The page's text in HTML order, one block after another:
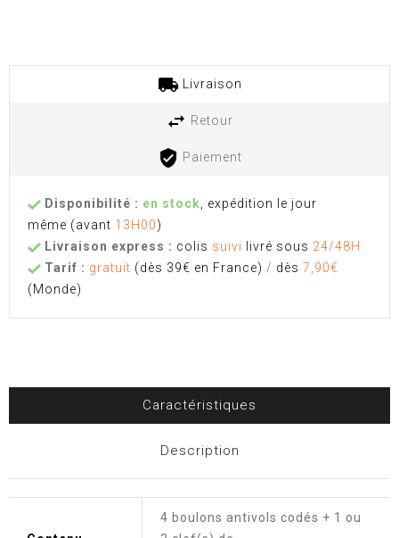
Livraison
Retour
Paiement
Disponibilité : en stock, expédition le jour
même (avant 13H00)
Livraison express : colis suivi livré sous 24/48H
Tarif : gratuit (dès 39€ en France) / dès 7,90€
(Monde)
Caractéristiques
Description
4 boulons antivols codés + 1 ou